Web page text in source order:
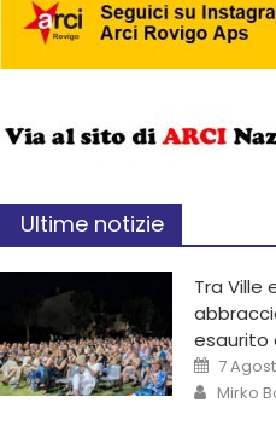
Ultime notizie
Tra Ville
esaurito
7
Mirko